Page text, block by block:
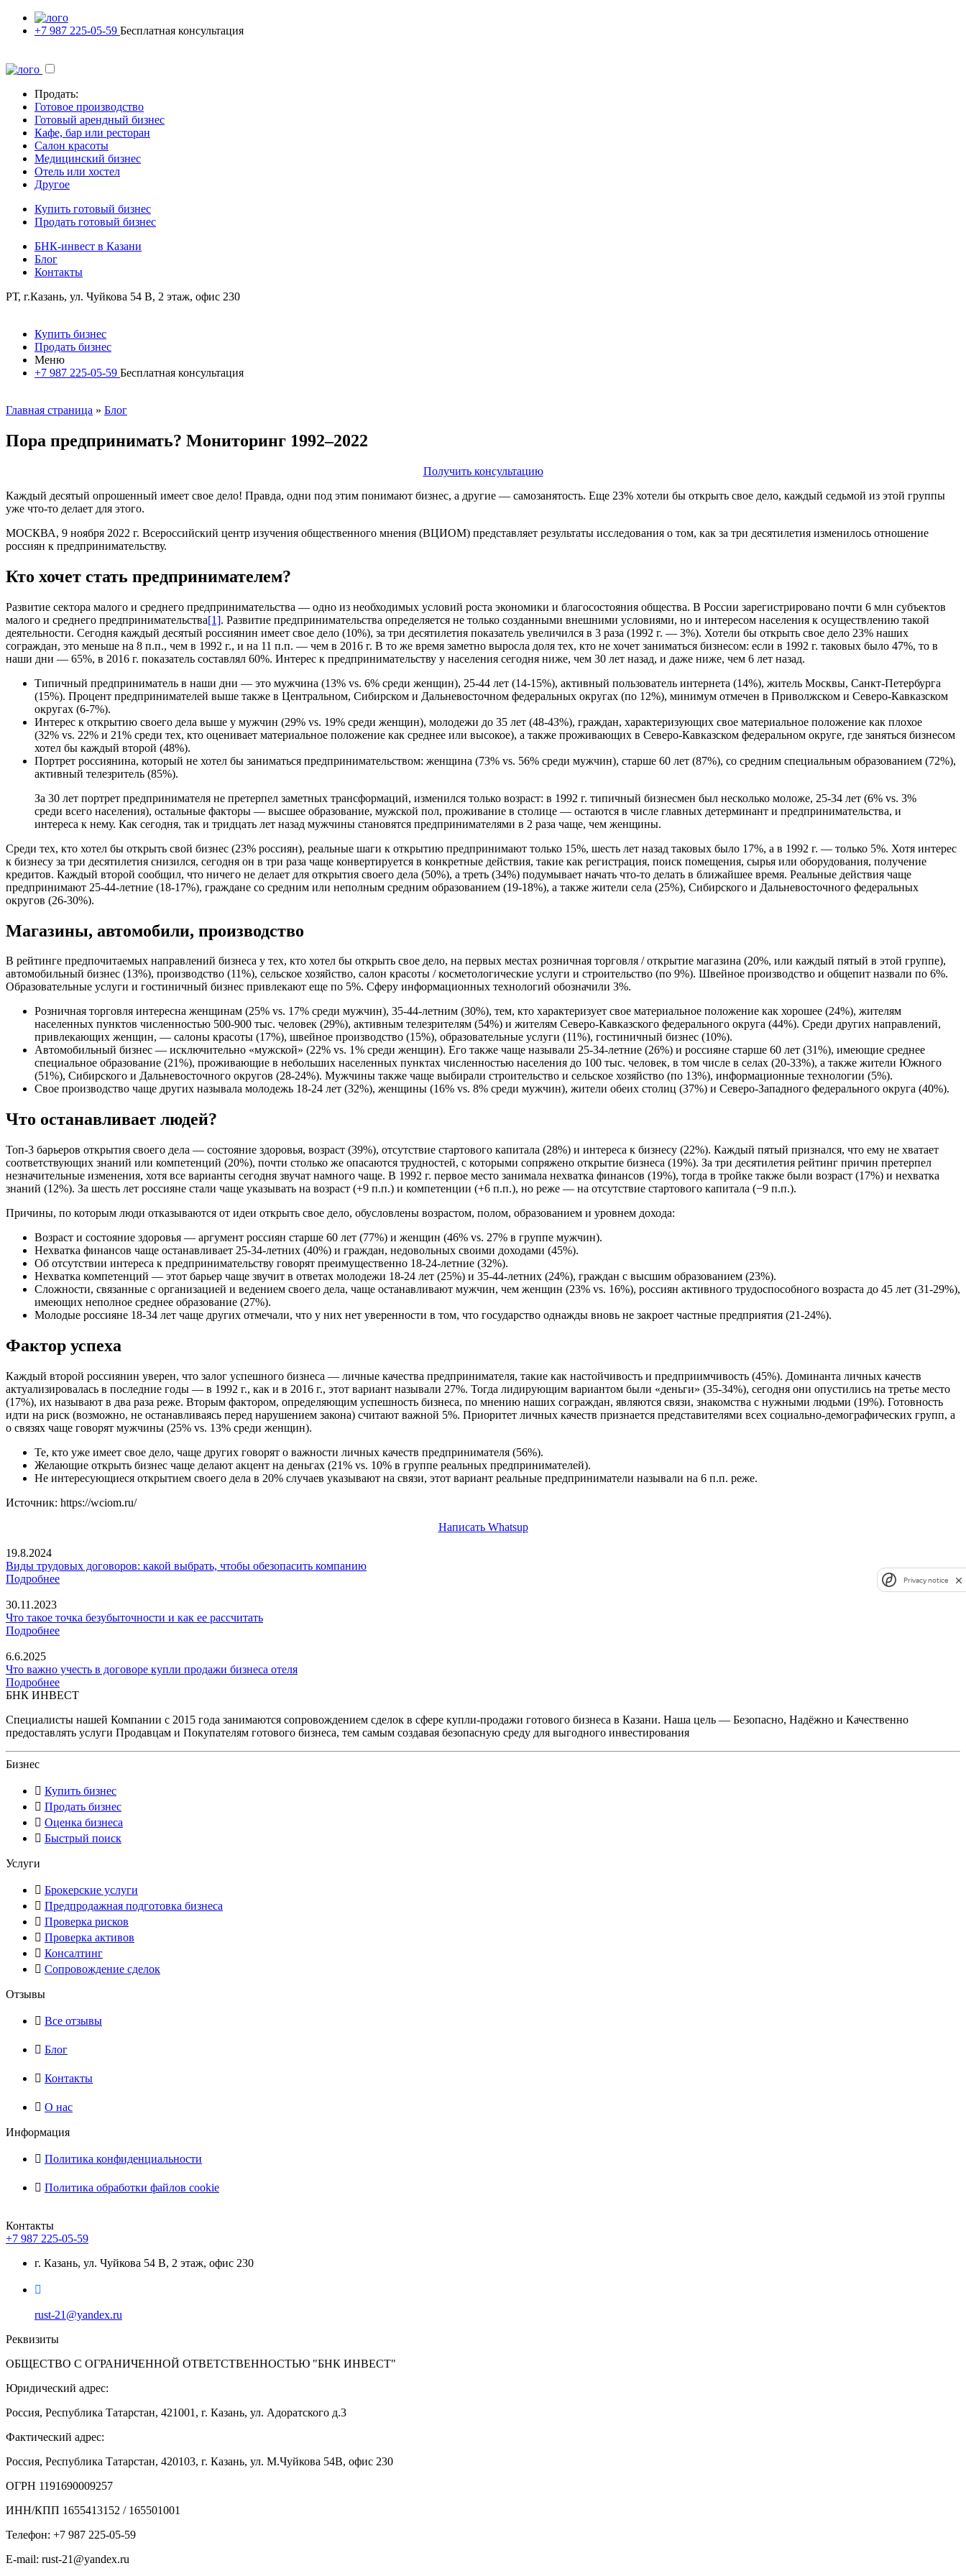
+7 987 225-05-59 Бесплатная консультация
Продать:
Готовое производство
Готовый арендный бизнес
Кафе, бар или ресторан
Салон красоты
Медицинский бизнес
Отель или хостел
Другое
Купить готовый бизнес
Продать готовый бизнес
БНК-инвест в Казани
Блог
Контакты
РТ, г.Казань, ул. Чуйкова 54 В, 2 этаж, офис 230
Купить бизнес
Продать бизнес
Меню
+7 987 225-05-59 Бесплатная консультация
Главная страница » Блог
Пора предпринимать? Мониторинг 1992–2022
Получить консультацию
Каждый десятый опрошенный имеет свое дело! Правда, одни под этим понимают бизнес, а другие — самозанятость. Еще 23% хотели бы открыть свое дело, каждый седьмой из этой группы
уже что-то делает для этого.
МОСКВА, 9 ноября 2022 г. Всероссийский центр изучения общественного мнения (ВЦИОМ) представляет результаты исследования о том, как за три десятилетия изменилось отношение
россиян к предпринимательству.
Кто хочет стать предпринимателем?
Развитие сектора малого и среднего предпринимательства — одно из необходимых условий роста экономики и благосостояния общества. В России зарегистрировано почти 6 млн субъектов
малого и среднего предпринимательства[1]. Развитие предпринимательства определяется не только созданными внешними условиями, но и интересом населения к осуществлению такой
деятельности. Сегодня каждый десятый россиянин имеет свое дело (10%), за три десятилетия показатель увеличился в 3 раза (1992 г. — 3%). Хотели бы открыть свое дело 23% наших
сограждан, это меньше на 8 п.п., чем в 1992 г., и на 11 п.п. — чем в 2016 г. В то же время заметно выросла доля тех, кто не хочет заниматься бизнесом: если в 1992 г. таковых было 47%, то в
наши дни — 65%, в 2016 г. показатель составлял 60%. Интерес к предпринимательству у населения сегодня ниже, чем 30 лет назад, и даже ниже, чем 6 лет назад.
Типичный предприниматель в наши дни — это мужчина (13% vs. 6% среди женщин), 25-44 лет (14-15%), активный пользователь интернета (14%), житель Москвы, Санкт-Петербурга
(15%). Процент предпринимателей выше также в Центральном, Сибирском и Дальневосточном федеральных округах (по 12%), минимум отмечен в Приволжском и Северо-Кавказском
округах (6-7%).
Интерес к открытию своего дела выше у мужчин (29% vs. 19% среди женщин), молодежи до 35 лет (48-43%), граждан, характеризующих свое материальное положение как плохое
(32% vs. 22% и 21% среди тех, кто оценивает материальное положение как среднее или высокое), а также проживающих в Северо-Кавказском федеральном округе, где заняться бизнесом
хотел бы каждый второй (48%).
Портрет россиянина, который не хотел бы заниматься предпринимательством: женщина (73% vs. 56% среди мужчин), старше 60 лет (87%), со средним специальным образованием (72%),
активный телезритель (85%).
За 30 лет портрет предпринимателя не претерпел заметных трансформаций, изменился только возраст: в 1992 г. типичный бизнесмен был несколько моложе, 25-34 лет (6% vs. 3%
среди всего населения), остальные факторы — высшее образование, мужской пол, проживание в столице — остаются в числе главных детерминант и предпринимательства, и
интереса к нему. Как сегодня, так и тридцать лет назад мужчины становятся предпринимателями в 2 раза чаще, чем женщины.
Среди тех, кто хотел бы открыть свой бизнес (23% россиян), реальные шаги к открытию предпринимают только 15%, шесть лет назад таковых было 17%, а в 1992 г. — только 5%. Хотя интерес
к бизнесу за три десятилетия снизился, сегодня он в три раза чаще конвертируется в конкретные действия, такие как регистрация, поиск помещения, сырья или оборудования, получение
кредитов. Каждый второй сообщил, что ничего не делает для открытия своего дела (50%), а треть (34%) подумывает начать что-то делать в ближайшее время. Реальные действия чаще
предпринимают 25-44-летние (18-17%), граждане со средним или неполным средним образованием (19-18%), а также жители села (25%), Сибирского и Дальневосточного федеральных
округов (26-30%).
Магазины, автомобили, производство
В рейтинге предпочитаемых направлений бизнеса у тех, кто хотел бы открыть свое дело, на первых местах розничная торговля / открытие магазина (20%, или каждый пятый в этой группе),
автомобильный бизнес (13%), производство (11%), сельское хозяйство, салон красоты / косметологические услуги и строительство (по 9%). Швейное производство и общепит назвали по 6%.
Образовательные услуги и гостиничный бизнес привлекают еще по 5%. Сферу информационных технологий обозначили 3%.
Розничная торговля интересна женщинам (25% vs. 17% среди мужчин), 35-44-летним (30%), тем, кто характеризует свое материальное положение как хорошее (24%), жителям
населенных пунктов численностью 500-900 тыс. человек (29%), активным телезрителям (54%) и жителям Северо-Кавказского федерального округа (44%). Среди других направлений,
привлекающих женщин, — салоны красоты (17%), швейное производство (15%), образовательные услуги (11%), гостиничный бизнес (10%).
Автомобильный бизнес — исключительно «мужской» (22% vs. 1% среди женщин). Его также чаще называли 25-34-летние (26%) и россияне старше 60 лет (31%), имеющие среднее
специальное образование (21%), проживающие в небольших населенных пунктах численностью населения до 100 тыс. человек, в том числе в селах (20-33%), а также жители Южного
(51%), Сибирского и Дальневосточного округов (28-24%). Мужчины также чаще выбирали строительство и сельское хозяйство (по 13%), информационные технологии (5%).
Свое производство чаще других называла молодежь 18-24 лет (32%), женщины (16% vs. 8% среди мужчин), жители обеих столиц (37%) и Северо-Западного федерального округа (40%).
Что останавливает людей?
Топ-3 барьеров открытия своего дела — состояние здоровья, возраст (39%), отсутствие стартового капитала (28%) и интереса к бизнесу (22%). Каждый пятый признался, что ему не хватает
соответствующих знаний или компетенций (20%), почти столько же опасаются трудностей, с которыми сопряжено открытие бизнеса (19%). За три десятилетия рейтинг причин претерпел
незначительные изменения, хотя все варианты сегодня звучат намного чаще. В 1992 г. первое место занимала нехватка финансов (19%), тогда в тройке также были возраст (17%) и нехватка
знаний (12%). За шесть лет россияне стали чаще указывать на возраст (+9 п.п.) и компетенции (+6 п.п.), но реже — на отсутствие стартового капитала (−9 п.п.).
Причины, по которым люди отказываются от идеи открыть свое дело, обусловлены возрастом, полом, образованием и уровнем дохода:
Возраст и состояние здоровья — аргумент россиян старше 60 лет (77%) и женщин (46% vs. 27% в группе мужчин).
Нехватка финансов чаще останавливает 25-34-летних (40%) и граждан, недовольных своими доходами (45%).
Об отсутствии интереса к предпринимательству говорят преимущественно 18-24-летние (32%).
Нехватка компетенций — этот барьер чаще звучит в ответах молодежи 18-24 лет (25%) и 35-44-летних (24%), граждан с высшим образованием (23%).
Сложности, связанные с организацией и ведением своего дела, чаще останавливают мужчин, чем женщин (23% vs. 16%), россиян активного трудоспособного возраста до 45 лет (31-29%),
имеющих неполное среднее образование (27%).
Молодые россияне 18-34 лет чаще других отмечали, что у них нет уверенности в том, что государство однажды вновь не закроет частные предприятия (21-24%).
Фактор успеха
Каждый второй россиянин уверен, что залог успешного бизнеса — личные качества предпринимателя, такие как настойчивость и предприимчивость (45%). Доминанта личных качеств
актуализировалась в последние годы — в 1992 г., как и в 2016 г., этот вариант называли 27%. Тогда лидирующим вариантом были «деньги» (35-34%), сегодня они опустились на третье место
(17%), их называют в два раза реже. Вторым фактором, определяющим успешность бизнеса, по мнению наших сограждан, являются связи, знакомства с нужными людьми (19%). Готовность
идти на риск (возможно, не останавливаясь перед нарушением закона) считают важной 5%. Приоритет личных качеств признается представителями всех социально-демографических групп, а
о связях чаще говорят мужчины (25% vs. 13% среди женщин).
Те, кто уже имеет свое дело, чаще других говорят о важности личных качеств предпринимателя (56%).
Желающие открыть бизнес чаще делают акцент на деньгах (21% vs. 10% в группе реальных предпринимателей).
Не интересующиеся открытием своего дела в 20% случаев указывают на связи, этот вариант реальные предприниматели называли на 6 п.п. реже.
Источник: https://wciom.ru/
Написать Whatsup
19.8.2024
Виды трудовых договоров: какой выбрать, чтобы обезопасить компанию
Подробнее
30.11.2023
Что такое точка безубыточности и как ее рассчитать
Подробнее
6.6.2025
Что важно учесть в договоре купли продажи бизнеса отеля
Подробнее
БНК ИНВЕСТ
Специалисты нашей Компании с 2015 года занимаются сопровождением сделок в сфере купли-продажи готового бизнеса в Казани. Наша цель — Безопасно, Надёжно и Качественно
предоставлять услуги Продавцам и Покупателям готового бизнеса, тем самым создавая безопасную среду для выгодного инвестирования
Бизнес
Купить бизнес
Продать бизнес
Оценка бизнеса
Быстрый поиск
Услуги
Брокерские услуги
Предпродажная подготовка бизнеса
Проверка рисков
Проверка активов
Консалтинг
Сопровождение сделок
Отзывы
Все отзывы
Блог
Контакты
О нас
Информация
Политика конфиденциальности
Политика обработки файлов cookie
Контакты
+7 987 225-05-59
г. Казань, ул. Чуйкова 54 В, 2 этаж, офис 230
rust-21@yandex.ru
Реквизиты
ОБЩЕСТВО С ОГРАНИЧЕННОЙ ОТВЕТСТВЕННОСТЬЮ "БНК ИНВЕСТ"
Юридический адрес:
Россия, Республика Татарстан, 421001, г. Казань, ул. Адоратского д.3
Фактический адрес:
Россия, Республика Татарстан, 420103, г. Казань, ул. М.Чуйкова 54В, офис 230
ОГРН 1191690009257
ИНН/КПП 1655413152 / 165501001
Телефон: +7 987 225-05-59
E-mail: rust-21@yandex.ru
Privacy notice